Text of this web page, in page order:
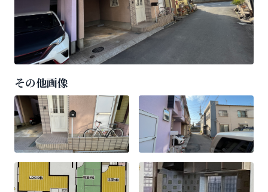
リフォーム
会社概要
LINE相談
その他画像